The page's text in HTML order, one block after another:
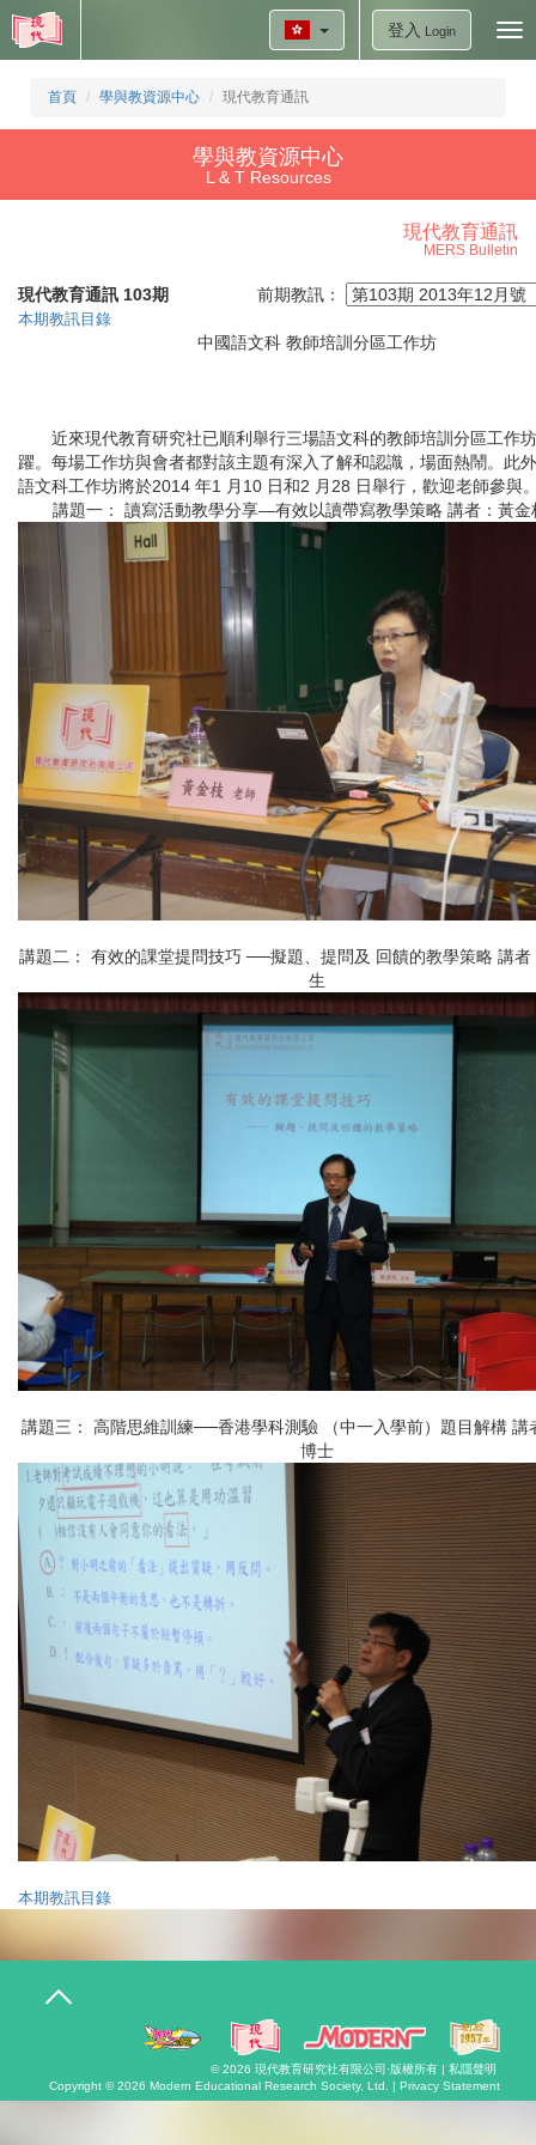
登入 Login
首頁 學與教資源中心 現代教育通訊
學與教資源中心
L & T Resources
現代教育通訊
MERS Bulletin
現代教育通訊 103期 前期教訊：
本期教訊目錄
中國語文科 教師培訓分區工作坊
近來現代教育研究社已順利舉行三場語文科的教師培訓分區工作
躍。每場工作坊與會者都對該主題有深入了解和認識，場面熱鬧。此
語文科工作坊將於2014 年1 月10 日和2 月28 日舉行，歡迎老師參與
講題一： 讀寫活動教學分享—有效以讀帶寫教學策略 講者：黃金
講題二： 有效的課堂提問技巧 ──擬題、提問及 回饋的教學策略 講者
生
講題三： 高階思維訓練──香港學科測驗 （中一入學前）題目解構 講
博士
本期教訊目錄
T
n
© 2026 現代教育研究社有限公司 ·版權所有 | 私隱聲明
Copyright © 2026 Modern Educational Research Society, Ltd. | Privacy Statement